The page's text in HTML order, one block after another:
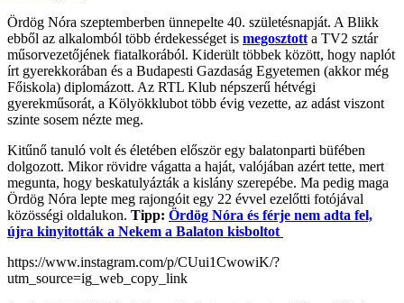
Ördög Nóra szeptemberben ünnepelte 40. születésnapját. A Blikk
ebből az alkalomból több érdekességet is megosztott a TV2 sztár
műsorvezetőjének fiatalkorából. Kiderült többek között, hogy naplót
írt gyerekkorában és a Budapesti Gazdaság Egyetemen (akkor még
Főiskola) diplomázott. Az RTL Klub népszerű hétvégi
gyerekműsorát, a Kölyökklubot több évig vezette, az adást viszont
szinte sosem nézte meg.
Kitűnő tanuló volt és életében először egy balatonparti büfében
dolgozott. Mikor rövidre vágatta a haját, valójában azért tette, mert
megunta, hogy beskatulyázták a kislány szerepébe. Ma pedig maga
Ördög Nóra lepte meg rajongóit egy 22 évvel ezelőtti fotójával
közösségi oldalukon. Tipp: Ördög Nóra és férje nem adta fel,
újra kinyitották a Nekem a Balaton kisboltot
https://www.instagram.com/p/CUui1CwowiK/?
utm_source=ig_web_copy_link